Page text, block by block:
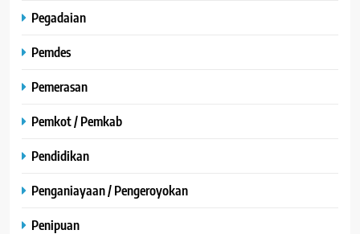
Pegadaian
Pemdes
Pemerasan
Pemkot / Pemkab
Pendidikan
Penganiayaan / Pengeroyokan
Penipuan